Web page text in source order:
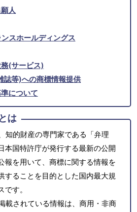
人
スホールディングス
(サービス)
誌等)への商標情報提供
について
は
知的財産の専門家である「弁理
本国特許庁が発行する最新の公開
報を用いて、商標に関する情報を
することを目的とした国内最大規
す。
載されている情報は、商用・非商